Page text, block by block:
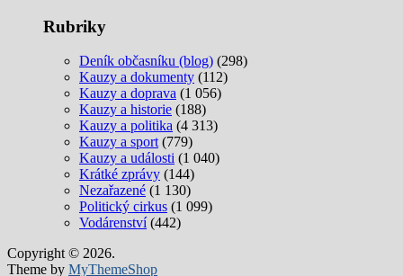
Rubriky
Deník občasníku (blog) (298)
Kauzy a dokumenty (112)
Kauzy a doprava (1 056)
Kauzy a historie (188)
Kauzy a politika (4 313)
Kauzy a sport (779)
Kauzy a události (1 040)
Krátké zprávy (144)
Nezařazené (1 130)
Politický cirkus (1 099)
Vodárenství(442)
Copyright © 2026.
Theme by MyThemeShop